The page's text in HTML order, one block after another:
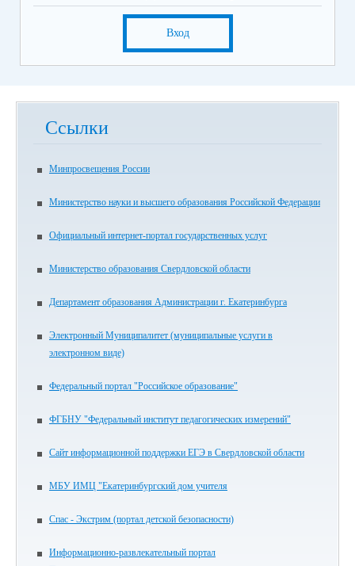
Вход
Ссылки
Минпросвещения России
Министерство науки и высшего образования Российской Федерации
Официальный интернет-портал государственных услуг
Министерство образования Свердловской области
Департамент образования Администрации г. Екатеринбурга
Электронный Муниципалитет (муниципальные услуги в
электронном виде)
Федеральный портал "Российское образование"
ФГБНУ "Федеральный институт педагогических измерений"
Сайт информационной поддержки ЕГЭ в Свердловской области
МБУ ИМЦ "Екатеринбургский дом учителя
Спас - Экстрим (портал детской безопасности)
Информационно-развлекательный портал